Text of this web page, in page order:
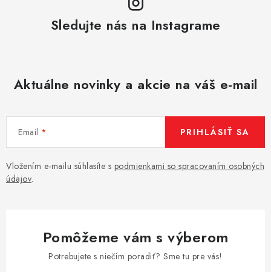
Sledujte nás na Instagrame
Aktuálne novinky a akcie na váš e-mail
Email
Vložením e-mailu súhlasíte s podmienkami so spracovaním osobných
údajov.
PRIHLÁSIŤ SA
Pomôžeme vám s výberom
Potrebujete s niečím poradiť? Sme tu pre vás!